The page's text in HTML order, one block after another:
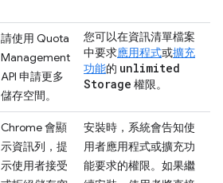
請使用 Quota
Management
API 申請更多
儲存空間。
您可以在資訊清單檔案
中要求應用程式或擴充
功能的 unlimited
Storage 權限。
Chrome 會顯
示資訊列，提
示使用者接受
安裝時，系統會告知使
用者應用程式或擴充功
能要求的權限。如果繼